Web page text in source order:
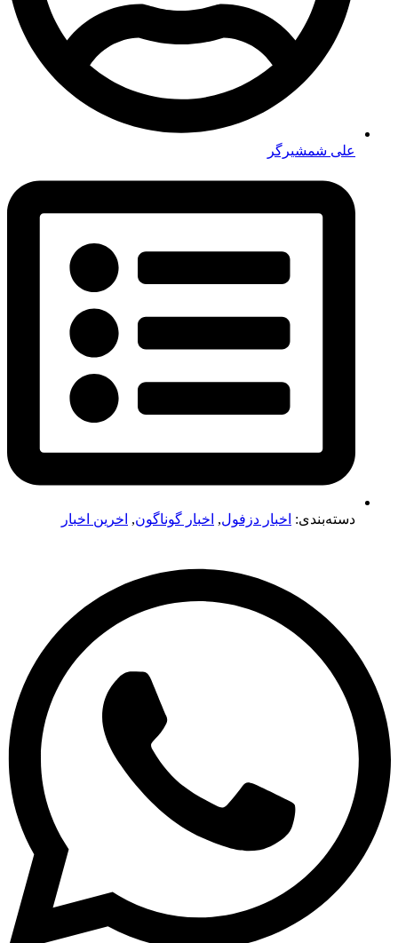
علی شمشیرگر
دسته‌بندی: اخبار دزفول,اخبار گوناگون,اخرین اخبار